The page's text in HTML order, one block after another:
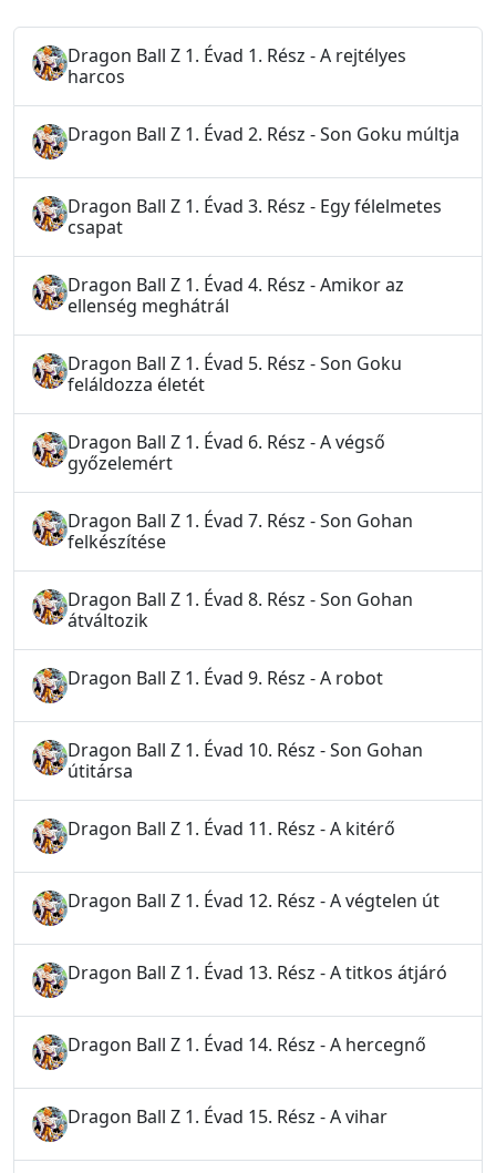
Dragon Ball Z 1. Évad 1. Rész - A rejtélyes
harcos
Dragon Ball Z 1. Évad 2. Rész - Son Goku múltja
Dragon Ball Z 1. Évad 3. Rész - Egy félelmetes
csapat
Dragon Ball Z 1. Évad 4. Rész - Amikor az
ellenség meghátrál
Dragon Ball Z 1. Évad 5. Rész - Son Goku
feláldozza életét
Dragon Ball Z 1. Évad 6. Rész - A végső
győzelemért
Dragon Ball Z 1. Évad 7. Rész - Son Gohan
felkészítése
Dragon Ball Z 1. Évad 8. Rész - Son Gohan
átváltozik
Dragon Ball Z 1. Évad 9. Rész - A robot
Dragon Ball Z 1. Évad 10. Rész - Son Gohan
útitársa
Dragon Ball Z 1. Évad 11. Rész - A kitérő
Dragon Ball Z 1. Évad 12. Rész - A végtelen út
Dragon Ball Z 1. Évad 13. Rész - A titkos átjáró
Dragon Ball Z 1. Évad 14. Rész - A hercegnő
Dragon Ball Z 1. Évad 15. Rész - A vihar